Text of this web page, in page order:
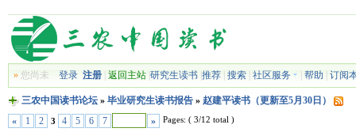
»您尚未 登录 注册| 返回主站| 研究生读书| 推荐| 搜索| 社区服务 帮助 订阅
三农中国读书论坛» 毕业研究生读书报告» 赵建平读书（更新至5月30日）
«
1 2 3 4 5 6 7 » Pages: ( 3/12 total )